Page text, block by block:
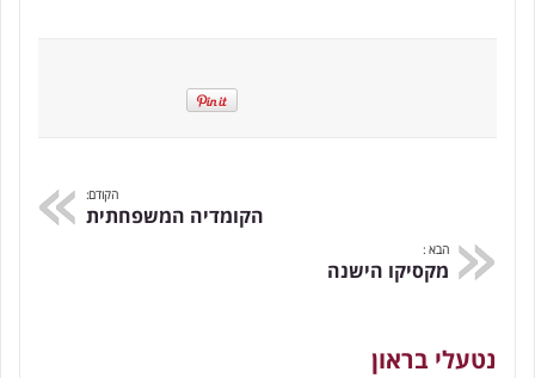
הקודם:
הקומדיה המשפחתית
הבא :
מקסיקו הישנה
נטעלי בראון